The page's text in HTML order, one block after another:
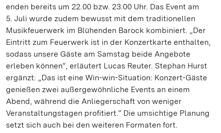
enden bereits um 22.00 bzw. 23.00 Uhr. Das Event am
5. Juli wurde zudem bewusst mit dem traditionellen
Musikfeuerwerk im Blühenden Barock kombiniert. „Der
Eintritt zum Feuerwerk ist in der Konzertkarte enthalten,
sodass unsere Gäste am Samstag beide Angebote
erleben können“, erläutert Lucas Reuter. Stephan Hurst
ergänzt: „Das ist eine Win-win-Situation: Konzert-Gäste
genießen zwei außergewöhnliche Events an einem
Abend, während die Anliegerschaft von weniger
Veranstaltungstagen profitiert.“ Die umsichtige Planung
setzt sich auch bei den weiteren Formaten fort.